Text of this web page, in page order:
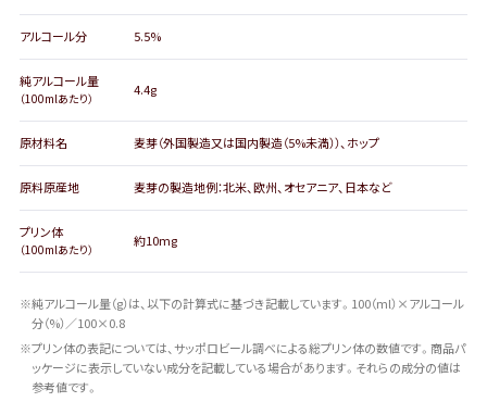
アルコール分 5.5%
純アルコール量
（100mlあたり） 4.4g
原材料名 麦芽（外国製造又は国内製造（5%未満））、ホップ
原料原産地 麦芽の製造地例：北米、欧州、オセアニア、日本など
プリン体
（100mlあたり） 約10mg
※純アルコール量（g）は、以下の計算式に基づき記載しています。100（ml）×アルコール
分（%）／100×0.8
※プリン体の表記については、サッポロビール調べによる総プリン体の数値です。商品パ
ッケージに表示していない成分を記載している場合があります。 それらの成分の値は
参考値です。